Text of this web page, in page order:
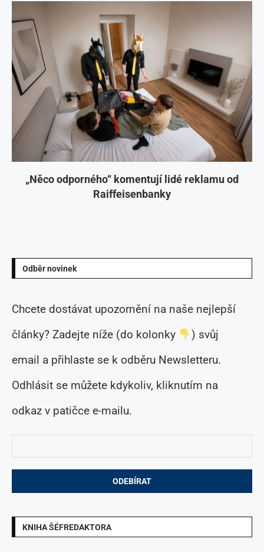
„Něco odporného“ komentují lidé reklamu od
Raiffeisenbanky
Odběr novinek
Chcete dostávat upozornění na naše nejlepší
články? Zadejte níže (do kolonky
) svůj
email a přihlaste se k odběru Newsletteru.
Odhlásit se můžete kdykoliv, kliknutím na
odkaz v patičce e-mailu.
KNIHA ŠÉFREDAKTORA